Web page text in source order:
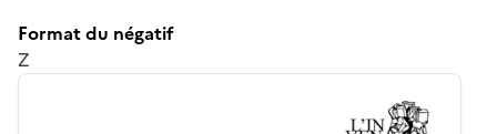
Format du négatif
Z